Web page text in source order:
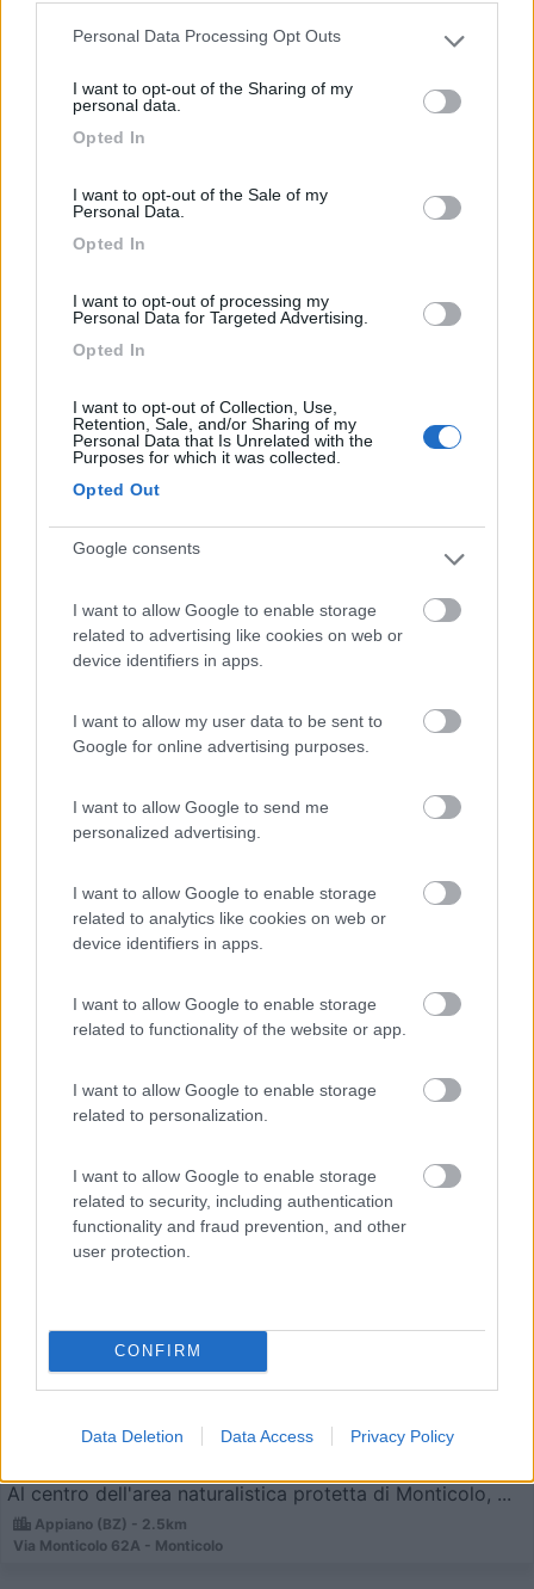
Please note that this website/app uses one or more Google
not limited to your visit or usage behaviour. You may click to
grant or deny consent to Google and its third-party tags to
use your data for below specified purposes in below Google
Personal Data Processing Opt Outs
I want to opt-out of the Sharing of my
personal data.
Opted In
I want to opt-out of the Sale of my
Personal Data.
Opted In
I want to opt-out of processing my
Personal Data for Targeted Advertising.
Opted In
I want to opt-out of Collection, Use,
Retention, Sale, and/or Sharing of my
Personal Data that Is Unrelated with the
Purposes for which it was collected.
Opted Out
Google consents
I want to allow Google to enable storage
related to advertising like cookies on web or
device identifiers in apps.
I want to allow my user data to be sent to
Google for online advertising purposes.
I want to allow Google to send me
personalized advertising.
I want to allow Google to enable storage
related to analytics like cookies on web or
device identifiers in apps.
I want to allow Google to enable storage
related to functionality of the website or app.
I want to allow Google to enable storage
related to personalization.
I want to allow Google to enable storage
related to security, including authentication
functionality and fraud prevention, and other
user protection.
CONFIRM
Data Deletion Data Access Privacy Policy
Pergine Valsugana (TN) - 47.6km
Loc. Valcanover
Campeggio
Club del Sole Due Laghi Levico Family
7,8 6
Servizi / Posizione
Situata tra il Lago di Levico e il Lago di Caldonazzo a c...
Levico Terme (TN) - 50.2km
Campeggio
Servizi / Posizione
Al centro dell'area naturalistica protetta di Monticolo, ...
Appiano (BZ) - 2.5km
Via Monticolo 62A - Monticolo